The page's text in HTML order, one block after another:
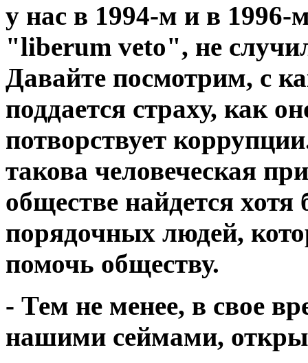
у нас в 1994-м и в 1996-
"liberum veto", не
Давайте посмотрим, с
поддается страху, как
потворствует
такова человеческая
обществе найдется
порядочных людей,
помочь обществу.
- Тем не менее, в свое
нашими сеймами,